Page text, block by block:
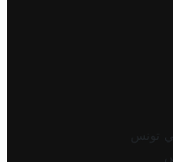
تونس